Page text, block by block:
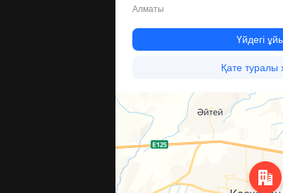
Каскелен
Улица Барибаева, 60 — Яндекс Карты